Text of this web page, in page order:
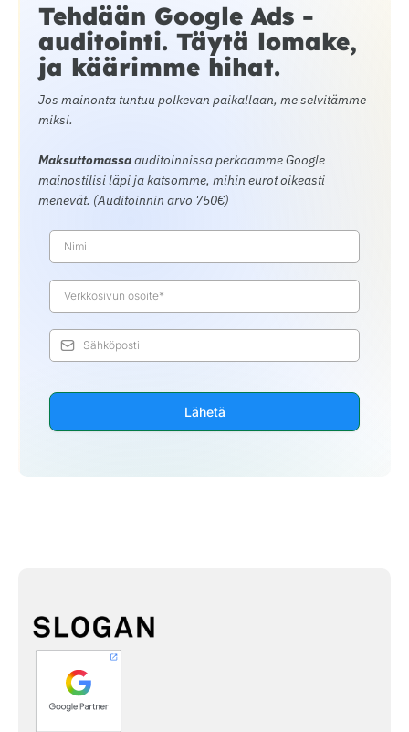
Tehdään Google Ads -
auditointi. Täytä lomake,
ja käärimme hihat.
Jos mainonta tuntuu polkevan paikallaan, me selvitämme
miksi.
Maksuttomassaauditoinnissa perkaamme Google
mainostilisi läpi ja katsomme, mihin eurot oikeasti
menevät. (Auditoinnin arvo 750€)
Lähetä